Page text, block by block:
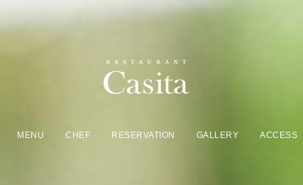
MENU CHEF RESERVATION GALLERY ACCESS